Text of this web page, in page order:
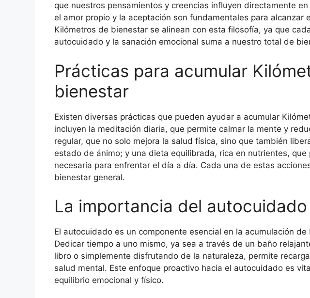
que nuestros pensamientos y creencias influyen directamente
el amor propio y la aceptación son fundamentales para alcanzar
Kilómetros de bienestar se alinean con esta filosofía, ya que
autocuidado y la sanación emocional suma a nuestro total de
Prácticas para acumular
bienestar
Existen diversas prácticas que pueden ayudar a acumular
incluyen la meditación diaria, que permite calmar la mente y
regular, que no solo mejora la salud física, sino que también
estado de ánimo; y una dieta equilibrada, rica en nutrientes, que
necesaria para enfrentar el día a día. Cada una de estas
bienestar general.
La importancia del autocuidado
El autocuidado es un componente esencial en la acumulación
Dedicar tiempo a uno mismo, ya sea a través de un baño
libro o simplemente disfrutando de la naturaleza, permite
salud mental. Este enfoque proactivo hacia el autocuidado es
equilibrio emocional y físico.